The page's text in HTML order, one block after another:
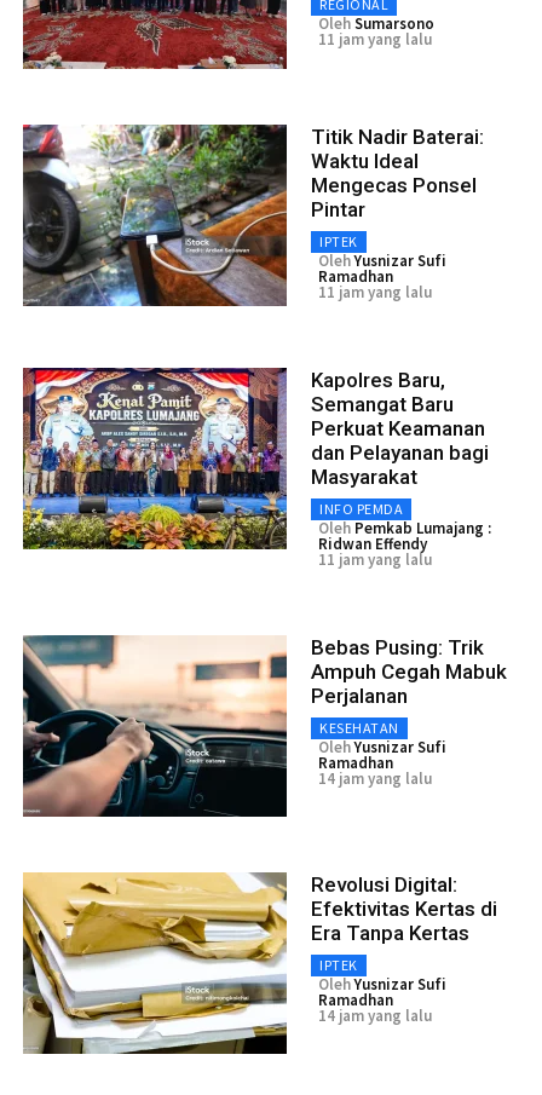
REGIONAL
OlehSumarsono
11 jam yang lalu
Titik Nadir Baterai:
Waktu Ideal
Mengecas Ponsel
Pintar
IPTEK
OlehYusnizar Sufi
Ramadhan
11 jam yang lalu
Kapolres Baru,
Semangat Baru
Perkuat Keamanan
dan Pelayanan bagi
Masyarakat
INFO PEMDA
Oleh Pemkab Lumajang :
Ridwan Effendy
11 jam yang lalu
Bebas Pusing: Trik
Ampuh Cegah Mabuk
Perjalanan
KESEHATAN
OlehYusnizar Sufi
Ramadhan
14 jam yang lalu
Revolusi Digital:
Efektivitas Kertas di
Era Tanpa Kertas
IPTEK
OlehYusnizar Sufi
Ramadhan
14 jam yang lalu